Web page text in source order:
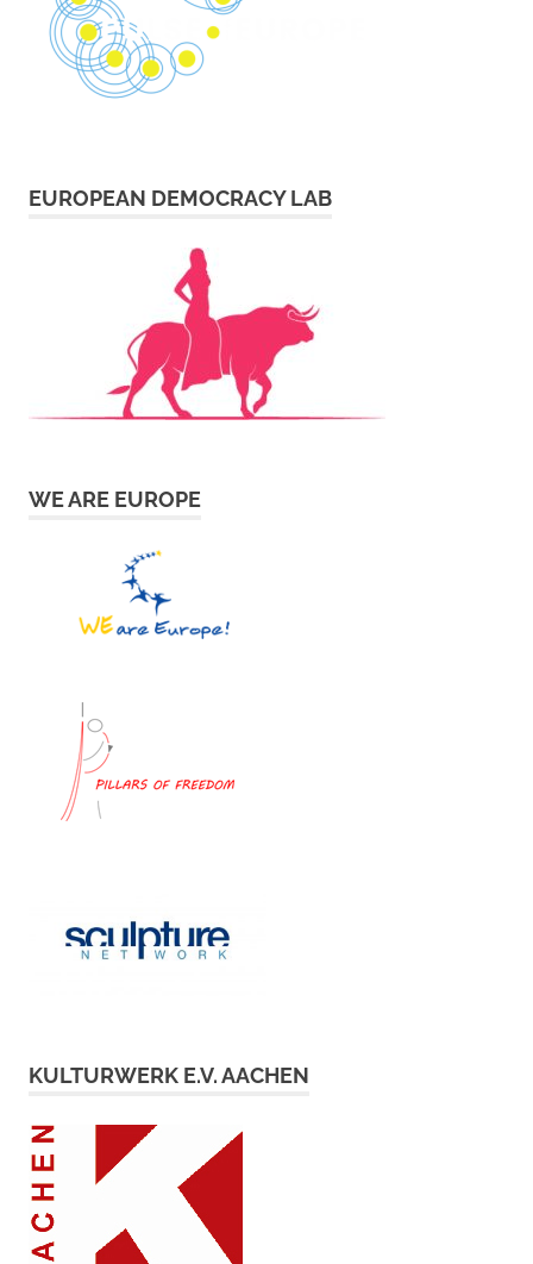
EUROPEAN DEMOCRACY LAB
WE ARE EUROPE
KULTURWERK E.V. AACHEN